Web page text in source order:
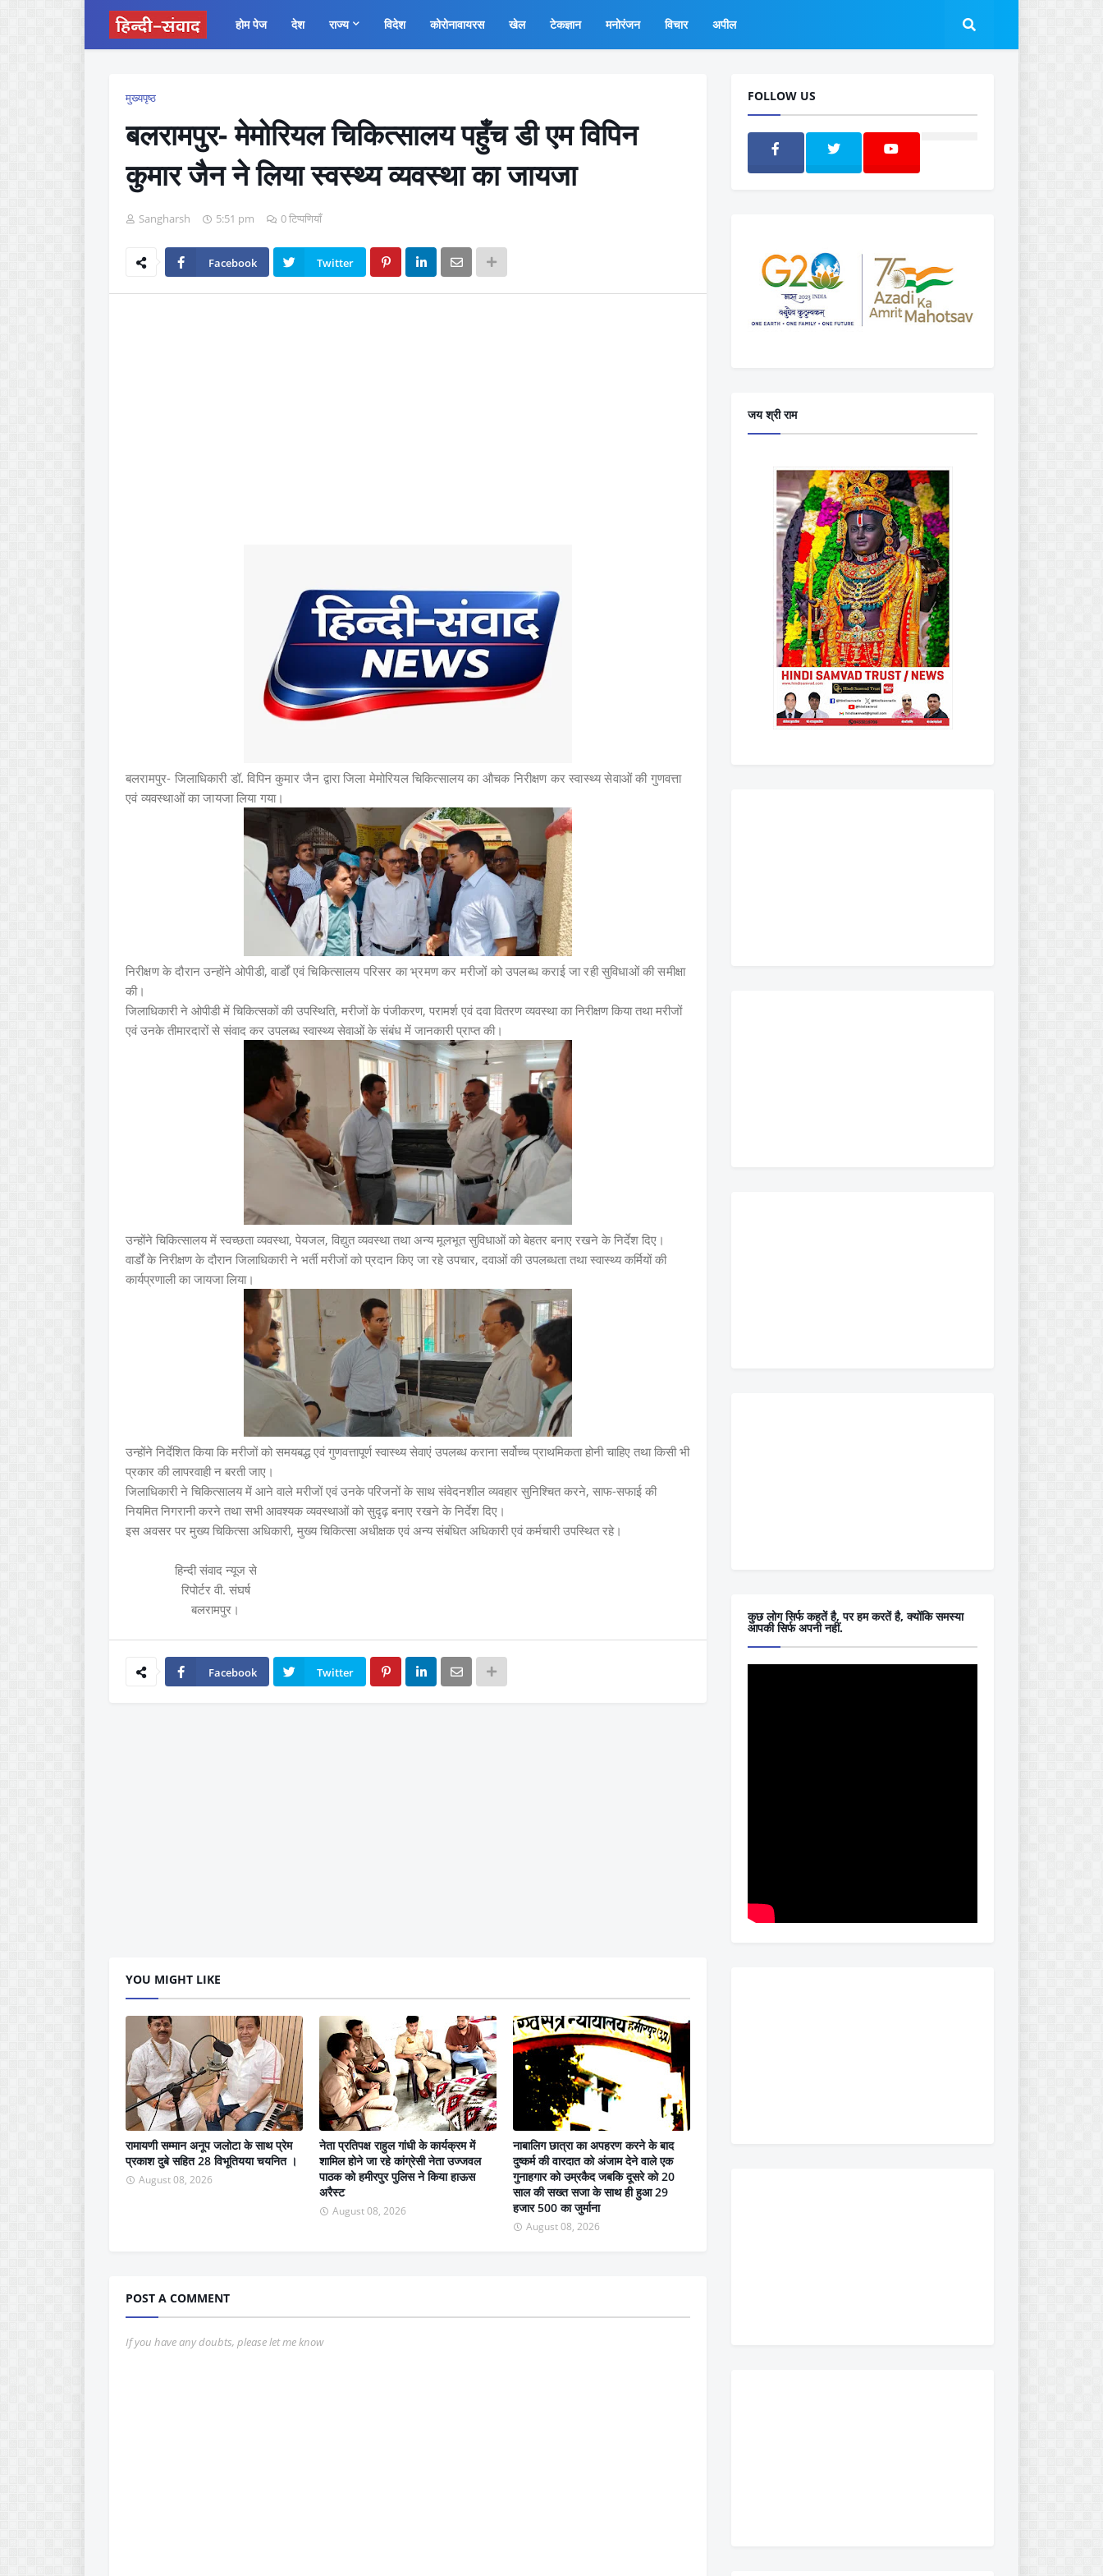
होम पेज देश राज्य विदेश कोरोनावायरस खेल टेकज्ञान मनोरंजन विचार अपील
मुख्यपृष्ठ
बलरामपुर- मेमोरियल चिकित्सालय पहुँच डी एम विपिन
कुमार जैन ने लिया स्वस्थ्य व्यवस्था का जायजा
Sangharsh 5:51 pm 0 टिप्पणियाँ
Facebook Twitter
बलरामपुर- जिलाधिकारी डॉ. विपिन कुमार जैन द्वारा जिला मेमोरियल चिकित्सालय का औचक निरीक्षण कर स्वास्थ्य सेवाओं की गुणवत्ता
एवं व्यवस्थाओं का जायजा लिया गया।
निरीक्षण के दौरान उन्होंने ओपीडी, वार्डों एवं चिकित्सालय परिसर का भ्रमण कर मरीजों को उपलब्ध कराई जा रही सुविधाओं की समीक्षा
की।
जिलाधिकारी ने ओपीडी में चिकित्सकों की उपस्थिति, मरीजों के पंजीकरण, परामर्श एवं दवा वितरण व्यवस्था का निरीक्षण किया तथा मरीजों
एवं उनके तीमारदारों से संवाद कर उपलब्ध स्वास्थ्य सेवाओं के संबंध में जानकारी प्राप्त की।
उन्होंने चिकित्सालय में स्वच्छता व्यवस्था, पेयजल, विद्युत व्यवस्था तथा अन्य मूलभूत सुविधाओं को बेहतर बनाए रखने के निर्देश दिए।
वार्डों के निरीक्षण के दौरान जिलाधिकारी ने भर्ती मरीजों को प्रदान किए जा रहे उपचार, दवाओं की उपलब्धता तथा स्वास्थ्य कर्मियों की
कार्यप्रणाली का जायजा लिया।
उन्होंने निर्देशित किया कि मरीजों को समयबद्ध एवं गुणवत्तापूर्ण स्वास्थ्य सेवाएं उपलब्ध कराना सर्वोच्च प्राथमिकता होनी चाहिए तथा किसी भी
प्रकार की लापरवाही न बरती जाए।
जिलाधिकारी ने चिकित्सालय में आने वाले मरीजों एवं उनके परिजनों के साथ संवेदनशील व्यवहार सुनिश्चित करने, साफ-सफाई की
नियमित निगरानी करने तथा सभी आवश्यक व्यवस्थाओं को सुदृढ़ बनाए रखने के निर्देश दिए।
इस अवसर पर मुख्य चिकित्सा अधिकारी, मुख्य चिकित्सा अधीक्षक एवं अन्य संबंधित अधिकारी एवं कर्मचारी उपस्थित रहे।
हिन्दी संवाद न्यूज से
रिपोर्टर वी. संघर्ष
बलरामपुर।
Facebook Twitter
YOU MIGHT LIKE
रामायणी सम्मान अनूप जलोटा के साथ प्रेम
प्रकाश दुबे सहित 28 विभूतियया चयनित ।
August 08, 2026
नेता प्रतिपक्ष राहुल गांधी के कार्यक्रम में
शामिल होने जा रहे कांग्रेसी नेता उज्जवल
पाठक को हमीरपुर पुलिस ने किया हाऊस
अरैस्ट
August 08, 2026
नाबालिग छात्रा का अपहरण करने के बाद
दुष्कर्म की वारदात को अंजाम देने वाले एक
गुनाहगार को उम्रकैद जबकि दूसरे को 20
साल की सख्त सजा के साथ ही हुआ 29
हजार 500 का जुर्माना
August 08, 2026
POST A COMMENT
If you have any doubts, please let me know
FOLLOW US
जय श्री राम
कुछ लोग सिर्फ कहतें है, पर हम करतें है, क्योंकि समस्या
आपकी सिर्फ अपनी नहीं.